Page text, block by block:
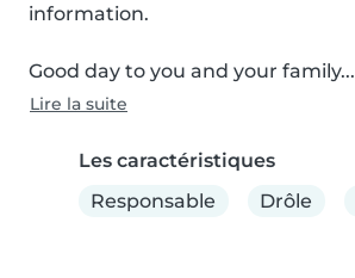
information.
Good day to you and your family...
Lire la suite
Les caractéristiques
Responsable
Drôle